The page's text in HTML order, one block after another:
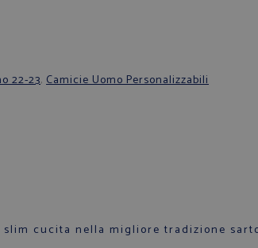
22-23, Camicie Uomo Personalizzabili
cucita nella migliore tradizione